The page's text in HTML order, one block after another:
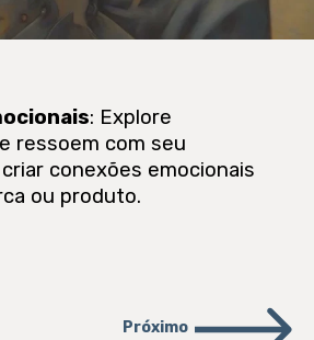
: Explore
ressoem com seu
conexões emocionais
ou produto.
Próximo